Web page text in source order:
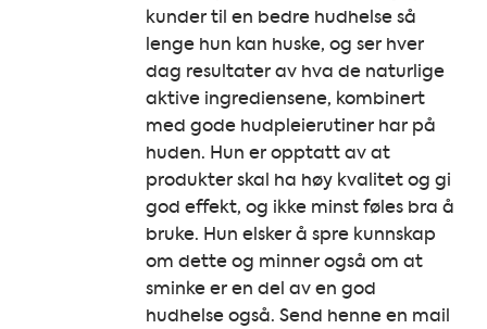
kunder til en bedre hudhelse så
lenge hun kan huske, og ser hver
dag resultater av hva de naturlige
aktive ingrediensene, kombinert
med gode hudpleierutiner har på
huden. Hun er opptatt av at
produkter skal ha høy kvalitet og gi
god effekt, og ikke minst føles bra å
bruke. Hun elsker å spre kunnskap
om dette og minner også om at
sminke er en del av en god
hudhelse også. Send henne en mail